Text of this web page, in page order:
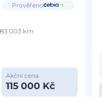
Prověřeno
83 003 km
Akční cena
115 000 Kč